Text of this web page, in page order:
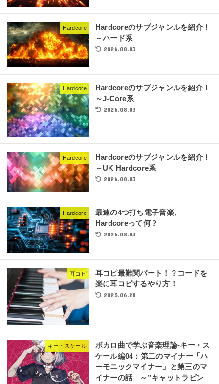
Hardcore
Hardcoreのサブジャンルを紹介！
～ハード系
2026.08.03
Hardcore
Hardcoreのサブジャンルを紹介！
～J-Core系
2026.08.03
Hardcore
Hardcoreのサブジャンルを紹介！
～UK Hardcore系
2026.08.03
Hardcore
最速の4つ打ち電子音楽、
Hardcoreって何？
2026.08.03
耳コピ
耳コピ最難関パート！？コードを
楽に耳コピするやり方！
2025.06.28
キー・スケール
ボカロ曲で学ぶ音楽理論-キー・ス
ケール編04：第二のマイナー「ハ
ーモニックマイナー」と第三のマ
イナーの話 ～”キャットラビン